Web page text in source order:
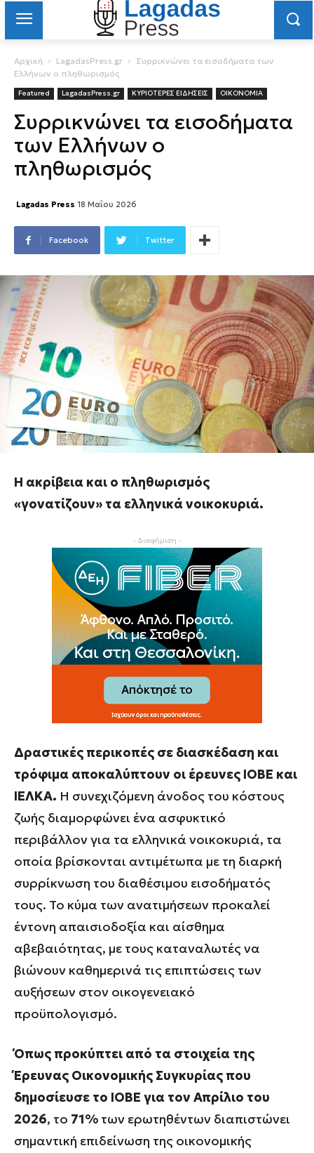
Αρχική LagadasPress.gr
Συρρικνώνει τα εισοδήματα των
Ελλήνων ο πληθωρισμός
Featured LagadasPress.gr ΚΥΡΙΟΤΕΡΕΣ ΕΙΔΗΣΕΙΣ ΟΙΚΟΝΟΜΙΑ
Συρρικνώνει τα εισοδήματα
των Ελλήνων ο
πληθωρισμός
Lagadas Press 18 Μαΐου 2026
Facebook Twitter
Η ακρίβεια και ο πληθωρισμός
«γονατίζουν» τα ελληνικά νοικοκυριά.
- Διαφήμιση -
Δραστικές περικοπές σε διασκέδαση και
τρόφιμα αποκαλύπτουν οι έρευνες ΙΟΒΕ και
ΙΕΛΚΑ. Η συνεχιζόμενη άνοδος του κόστους
ζωής διαμορφώνει ένα ασφυκτικό
περιβάλλον για τα ελληνικά νοικοκυριά, τα
οποία βρίσκονται αντιμέτωπα με τη διαρκή
συρρίκνωση του διαθέσιμου εισοδήματός
τους. Το κύμα των ανατιμήσεων προκαλεί
έντονη απαισιοδοξία και αίσθημα
αβεβαιότητας, με τους καταναλωτές να
βιώνουν καθημερινά τις επιπτώσεις των
αυξήσεων στον οικογενειακό
προϋπολογισμό.
Όπως προκύπτει από τα στοιχεία της
Έρευνας Οικονομικής Συγκυρίας που
δημοσίευσε το ΙΟΒΕ για τον Απρίλιο του
2026, το 71% των ερωτηθέντων διαπιστώνει
σημαντική επιδείνωση της οικονομικής